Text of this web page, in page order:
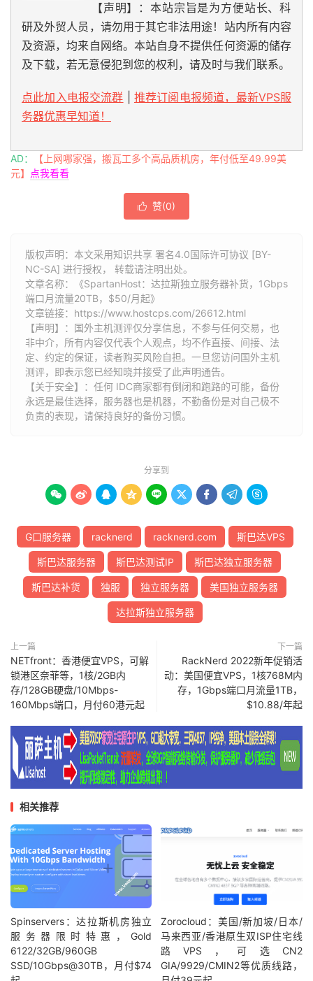
【声明】：本站宗旨是为方便站长、科
研及外贸人员，请勿用于其它非法用途！站内所有内容
及资源，均来自网络。本站自身不提供任何资源的储存
及下载，若无意侵犯到您的权利，请及时与我们联系。
点此加入电报交流群
推荐订阅电报频道，最新VPS服
务器优惠早知道！
AD：
【上网哪家强，搬瓦工多个高品质机房，年付低至49.99美
元】
点我看看
 赞(0)
版权声明：本文采用知识共享 署名4.0国际许可协议 [BY-
NC-SA] 进行授权， 转载请注明出处。
文章名称：《SpartanHost：达拉斯独立服务器补货，1Gbps
端口月流量20TB，$50/月起》
文章链接： https://www.hostcps.com/26612.html
【声明】：国外主机测评仅分享信息，不参与任何交易，也
非中介，所有内容仅代表个人观点，均不作直接、间接、法
定、约定的保证，读者购买风险自担。一旦您访问国外主机
测评，即表示您已经知晓并接受了此声明通告。
【关于安全】：任何 IDC商家都有倒闭和跑路的可能，备份
永远是最佳选择，服务器也是机器，不勤备份是对自己极不
负责的表现，请保持良好的备份习惯。
分享到
        
G口服务器 racknerd racknerd.com 斯巴达VPS
斯巴达服务器 斯巴达测试IP 斯巴达独立服务器
斯巴达补货 独服 独立服务器 美国独立服务器
达拉斯独立服务器
上一篇
NETfront：香港便宜VPS，可解
锁港区奈菲等，1核/2GB内
存/128GB硬盘/10Mbps-
160Mbps端口，月付60港元起
下一篇
RackNerd 2022新年促销活
动：美国便宜VPS，1核768M内
存，1Gbps端口月流量1TB，
$10.88/年起
相关推荐
Spinservers：达拉斯机房独立
服务器限时特惠，Gold
6122/32GB/960GB
SSD/10Gbps@30TB，月付$74
Zorocloud：美国/新加坡/日本/
马来西亚/香港原生双ISP住宅线
路VPS，可选CN2
GIA/9929/CMIN2等优质线路，